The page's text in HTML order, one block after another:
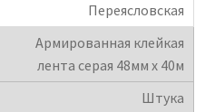
Переясловская
Армированная клейкая
лента серая 48мм х 40м
Штука